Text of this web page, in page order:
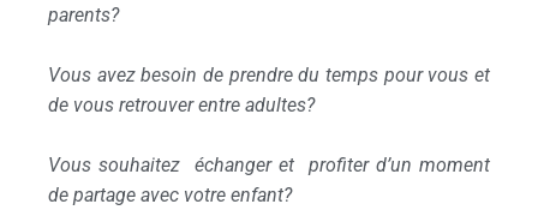
parents?
Vous avez besoin de prendre du temps pour vous et
de vous retrouver entre adultes?
Vous souhaitez échanger et profiter d’un moment
de partage avec votre enfant?